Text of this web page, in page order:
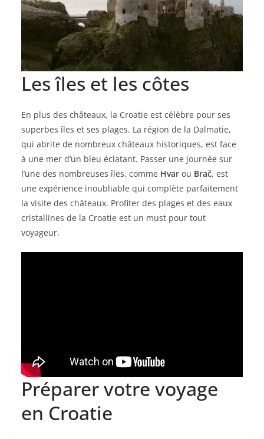
Les îles et les côtes
En plus des châteaux, la Croatie est célèbre pour ses
superbes îles et ses plages. La région de la Dalmatie,
qui abrite de nombreux châteaux historiques, est face
à une mer d’un bleu éclatant. Passer une journée sur
l’une des nombreuses îles, comme Hvar ou Brač, est
une expérience inoubliable qui complète parfaitement
la visite des châteaux. Profiter des plages et des eaux
cristallines de la Croatie est un must pour tout
voyageur.
Préparer votre voyage
en Croatie